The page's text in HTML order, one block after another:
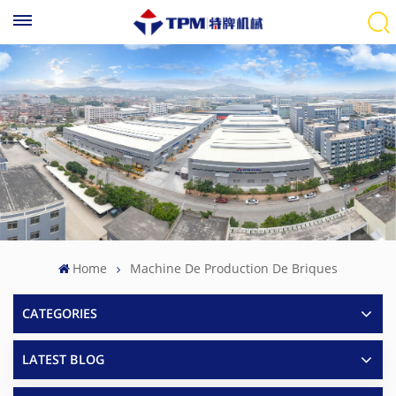
Home Machine De Production De Briques
CATEGORIES
LATEST BLOG